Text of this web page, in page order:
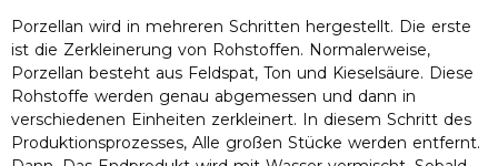
Porzellan wird in mehreren Schritten hergestellt. Die erste
ist die Zerkleinerung von Rohstoffen. Normalerweise,
Porzellan besteht aus Feldspat, Ton und Kieselsäure. Diese
Rohstoffe werden genau abgemessen und dann in
verschiedenen Einheiten zerkleinert. In diesem Schritt des
Produktionsprozesses, Alle großen Stücke werden entfernt.